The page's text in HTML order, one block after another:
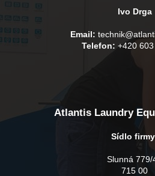
Ivo Drga
Email:
Telefon: +420
Atlantis Laundry
Sídlo
Slunná 779/
715 00